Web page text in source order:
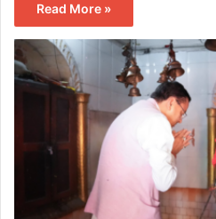
Read More »